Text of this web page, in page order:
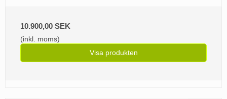
10.900,00 SEK
(inkl. moms)
Visa produkten